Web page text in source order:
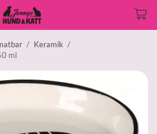
/ Keramik /
ml